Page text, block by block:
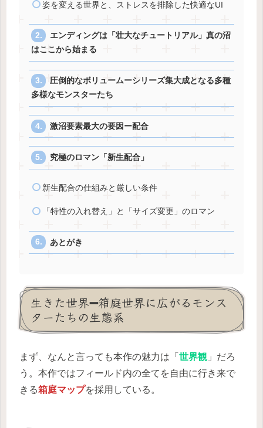
姿を変える世界と、ストレスを排除した快適なUI
エンディングは「壮大なチュートリアル」真の沼
はここから始まる
圧倒的なボリュームーシリーズ集大成となる多種
多様なモンスターたち
激沼要素最大の要因ー配合
究極のロマン「新生配合」
新生配合の仕組みと厳しい条件
「特性の入れ替え」と「サイズ変更」のロマン
あとがき
生きた世界➖箱庭世界に広がるモンス
ターたちの生態系
まず、なんと言っても本作の魅力は「 世界観」だろ
う。本作ではフィールド内の全てを自由に行き来で
きる箱庭マップを採用している。